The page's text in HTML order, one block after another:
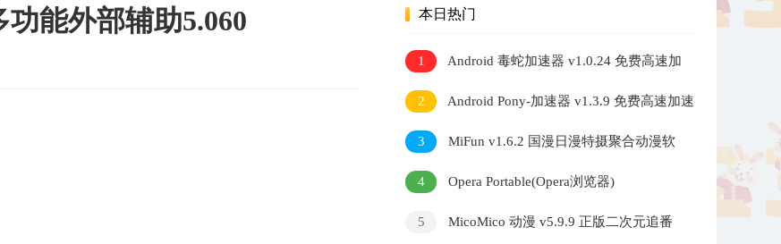
功能外部辅助5.060 本日热门
1
Android 毒蛇加速器 v1.0.24 免费高速加
速器
2
Android Pony-加速器 v1.3.9 免费高速加速
器
3
MiFun v1.6.2 国漫日漫特摄聚合动漫软
件
4
Opera Portable(Opera浏览器)
5
MicoMico 动漫 v5.9.9 正版二次元追番